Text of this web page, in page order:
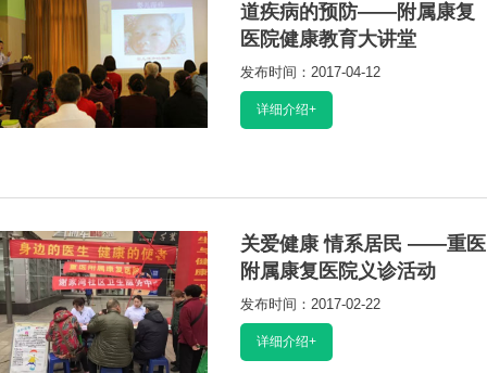
道疾病的预防——附属康复
医院健康教育大讲堂
发布时间：2017-04-12
阅读：16426
详细介绍+
关爱健康 情系居民 ——重医
附属康复医院义诊活动
发布时间：2017-02-22
阅读：18974
详细介绍+